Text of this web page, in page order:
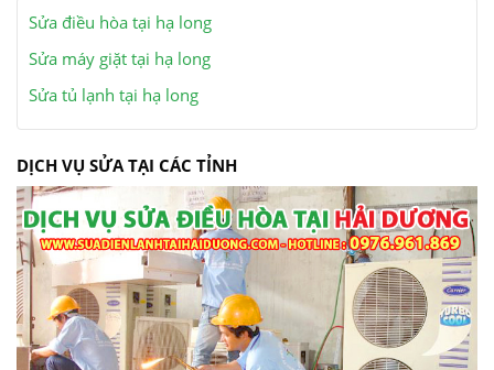
Sửa điều hòa tại hạ long
Sửa máy giặt tại hạ long
Sửa tủ lạnh tại hạ long
DỊCH VỤ SỬA TẠI CÁC TỈNH